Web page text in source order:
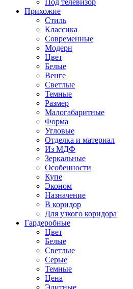
Под телевизор
Прихожие
Стиль
Классика
Современные
Модерн
Цвет
Белые
Венге
Светлые
Темные
Размер
Малогабаритные
Форма
Угловые
Отделка и материал
Из МДФ
Зеркальные
Особенности
Купе
Эконом
Назначение
В коридор
Для узкого коридора
Гардеробные
Цвет
Белые
Светлые
Серые
Темные
Цена
Элитные